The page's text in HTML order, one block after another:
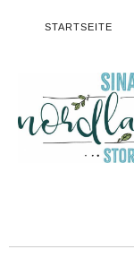
STARTSEITE